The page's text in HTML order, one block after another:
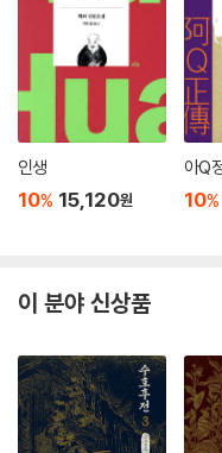
그곳의 순박한 사람들과 만
역으로 보면 당과 관료들이
는 것이고, 민중을 염두에 두
을 기울이면 관료주의가 싹이
의 개인적 귀향 체험은 과거
고 새로운 특권에 탐닉하고 있
인생
10% 15,120원
아Q
10%
이 분야 신상품